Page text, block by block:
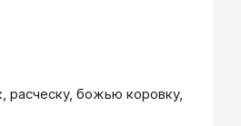
расческу, божью коровку,